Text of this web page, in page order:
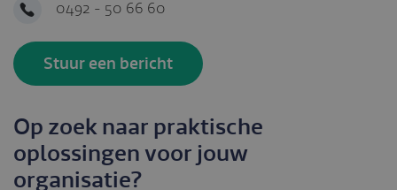
0492 - 50 66 60
Stuur een bericht
Op zoek naar praktische
oplossingen voor jouw
organisatie?